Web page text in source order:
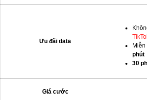
Ưu đãi data
Miễn
phút
30
Giá cước